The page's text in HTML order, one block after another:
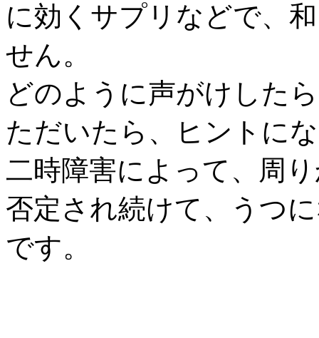
に効くサプリなどで、
せん。
どのように声がけした
ただいたら、ヒントに
二時障害によって、周
否定され続けて、うつ
です。